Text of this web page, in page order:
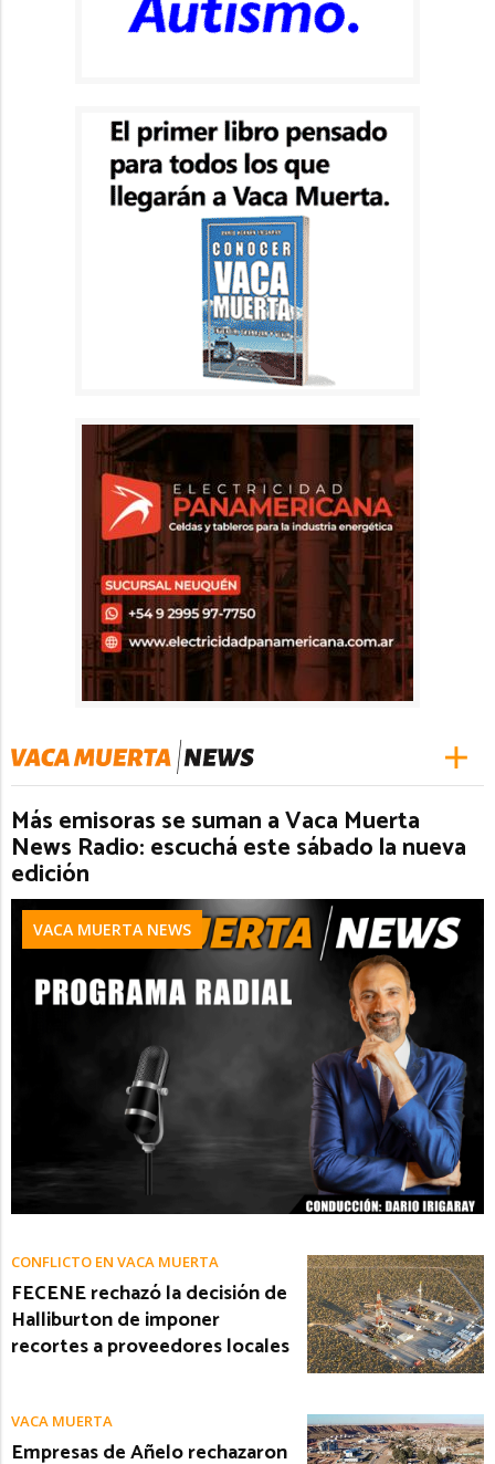
Más emisoras se suman a Vaca Muerta
News Radio: escuchá este sábado la nueva
edición
VACA MUERTA NEWS
CONFLICTO EN VACA MUERTA
FECENE rechazó la decisión de
Halliburton de imponer
recortes a proveedores locales
VACA MUERTA
Empresas de Añelo rechazaron